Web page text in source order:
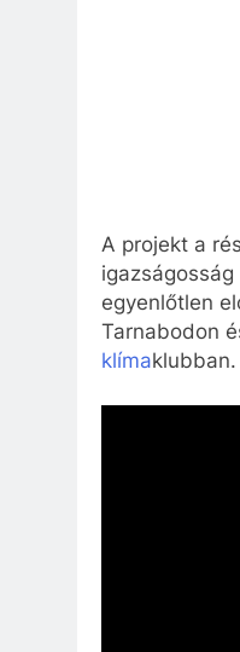
A projekt a
egyenlőtlen
Tarnabodon
klímaklubban.